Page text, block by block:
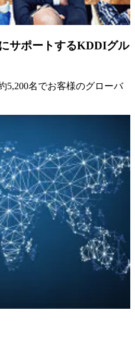
サポートするKDDIグル
5,200名でお客様のグローバ